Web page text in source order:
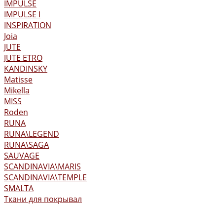
IMPULSE
IMPULSE I
INSPIRATION
Joia
JUTE
JUTE ETRO
KANDINSKY
Matisse
Mikella
MISS
Roden
RUNA
RUNA\LEGEND
RUNA\SAGA
SAUVAGE
SCANDINAVIA\MARIS
SCANDINAVIA\TEMPLE
SMALTA
Ткани для покрывал